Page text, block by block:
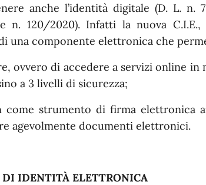
anche l’identità digitale (D. L. n.
n. 120/2020). Infatti la nuova
una componente elettronica che
ovvero di accedere a servizi online in
a 3 livelli di sicurezza;
come strumento di firma elettronica
agevolmente documenti elettronici.
IDENTITÀ ELETTRONICA